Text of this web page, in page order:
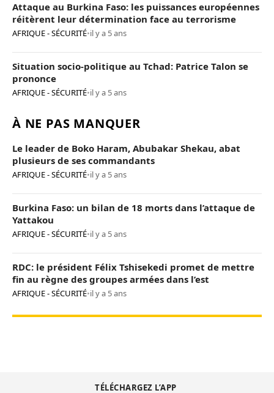
Attaque au Burkina Faso: les puissances européennes
réitèrent leur détermination face au terrorisme
AFRIQUE - SÉCURITÉ•il y a 5 ans
Situation socio-politique au Tchad: Patrice Talon se
prononce
AFRIQUE - SÉCURITÉ•il y a 5 ans
À NE PAS MANQUER
Le leader de Boko Haram, Abubakar Shekau, abat
plusieurs de ses commandants
AFRIQUE - SÉCURITÉ•il y a 5 ans
Burkina Faso: un bilan de 18 morts dans l’attaque de
Yattakou
AFRIQUE - SÉCURITÉ•il y a 5 ans
RDC: le président Félix Tshisekedi promet de mettre
fin au règne des groupes armées dans l’est
AFRIQUE - SÉCURITÉ•il y a 5 ans
TÉLÉCHARGEZ L’APP